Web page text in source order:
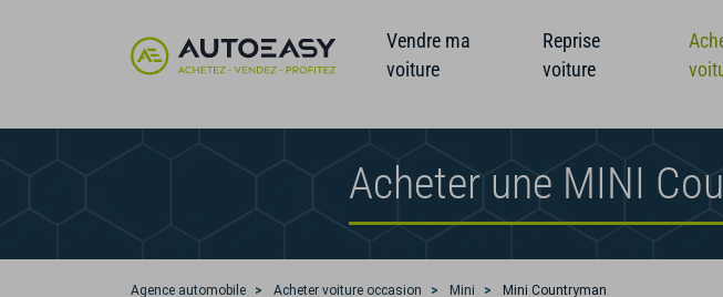
Vendre ma
voiture
Reprise
voiture
Acheter une MINI
Agence automobile Acheter voiture occasion Mini Mini Countryman